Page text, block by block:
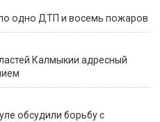
одно ДТП и восемь пожаров
Калмыкии адресный
обсудили борьбу с